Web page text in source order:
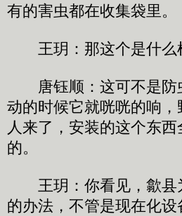
有的害虫都在收集袋里。
王玥：那这个是什么
唐钰顺：这可不是防
动的时候它就咣咣的响
人来了，安装的这个东
的。
王玥：你看见，歙县
的办法，不管是现在化